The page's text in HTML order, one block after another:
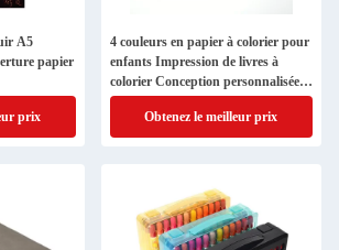
A5
papier
prix
4 couleurs en papier à colorier pour
enfants Impression de livres à
colorier Conception personnalisée
avec couverture papier
Obtenez le meilleur prix